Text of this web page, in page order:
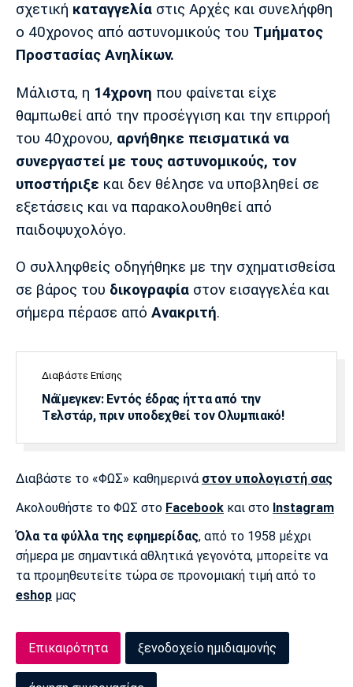
Μπορούσια
Ντόρτμουντ
Παρί Σεν
Ζερμέν
Μαρσέιγ
Μονακό
Ερυθρός
Αστέρας
Τότεναμ
Πόρτο Μπενφίκα
σχετική καταγγελία στις Αρχές και συνελήφθη
ο 40χρονος από αστυνομικούς του Τμήματος
Προστασίας Ανηλίκων.
Μάλιστα, η 14χρονη που φαίνεται είχε
θαμπωθεί από την προσέγγιση και την επιρροή
του 40χρονου, αρνήθηκε πεισματικά να
συνεργαστεί με τους αστυνομικούς, τον
υποστήριξε και δεν θέλησε να υποβληθεί σε
εξετάσεις και να παρακολουθηθεί από
παιδοψυχολόγο.
Ο συλληφθείς οδηγήθηκε με την σχηματισθείσα
σε βάρος του δικογραφία στον εισαγγελέα και
σήμερα πέρασε από Ανακριτή.
Διαβάστε Επίσης
Νάϊμεγκεν: Εντός έδρας ήττα από την
Tελστάρ, πριν υποδεχθεί τον Ολυμπιακό!
Διαβάστε το «ΦΩΣ» καθημερινά στον υπολογιστή σας
Ακολουθήστε το ΦΩΣ στο Facebook και στο Instagram
Όλα τα φύλλα της εφημερίδας, από το 1958 μέχρι
σήμερα με σημαντικά αθλητικά γεγονότα, μπορείτε να
τα προμηθευτείτε τώρα σε προνομιακή τιμή από το
eshop μας
Επικαιρότητα ξενοδοχείο ημιδιαμονής